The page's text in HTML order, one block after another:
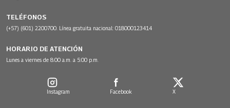
TELÉFONOS
(+57) (601) 2200700. Línea gratuita nacional: 018000123414
HORARIO DE ATENCIÓN
Lunes a viernes de 8:00 a.m. a 5:00 p.m.
Instagram Facebook X